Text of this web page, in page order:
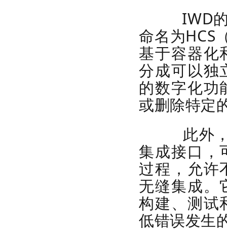
IWD的
命名为HCS
基于容器化
分成可以独
的数字化功
或删除特定
此外，
集成接口，
过程，允许
无缝集成。
构建、测试
低错误发生